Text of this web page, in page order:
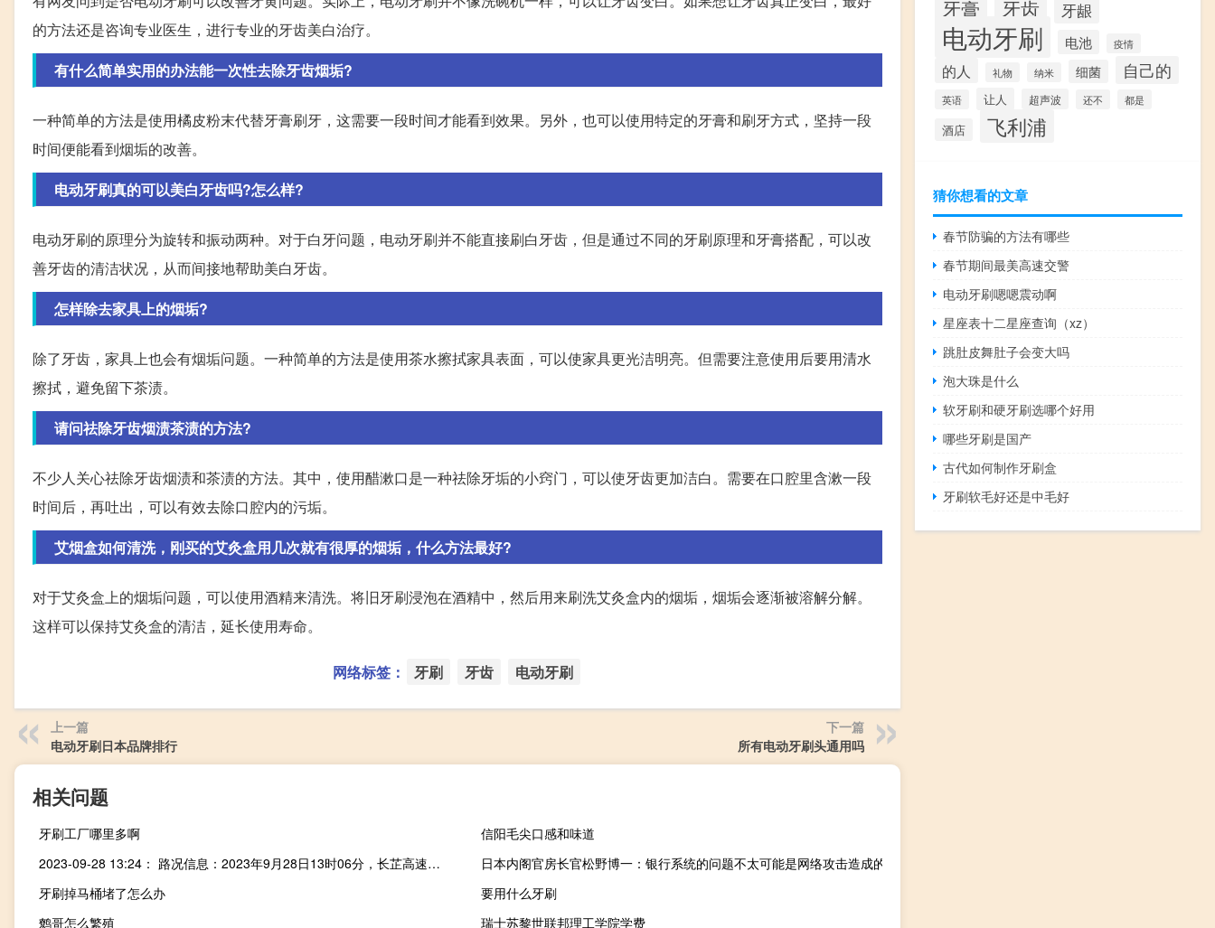
的方法还是咨询专业医生，进行专业的牙齿美白治疗。
有什么简单实用的办法能一次性去除牙齿烟垢?
一种简单的方法是使用橘皮粉末代替牙膏刷牙，这需要一段时间才能看到效果。另外，也可以使用特定的牙膏和刷牙方式，坚持一段
时间便能看到烟垢的改善。
电动牙刷真的可以美白牙齿吗?怎么样?
电动牙刷的原理分为旋转和振动两种。对于白牙问题，电动牙刷并不能直接刷白牙齿，但是通过不同的牙刷原理和牙膏搭配，可以改
善牙齿的清洁状况，从而间接地帮助美白牙齿。
怎样除去家具上的烟垢?
除了牙齿，家具上也会有烟垢问题。一种简单的方法是使用茶水擦拭家具表面，可以使家具更光洁明亮。但需要注意使用后要用清水
擦拭，避免留下茶渍。
请问祛除牙齿烟渍茶渍的方法?
不少人关心祛除牙齿烟渍和茶渍的方法。其中，使用醋漱口是一种祛除牙垢的小窍门，可以使牙齿更加洁白。需要在口腔里含漱一段
时间后，再吐出，可以有效去除口腔内的污垢。
艾烟盒如何清洗，刚买的艾灸盒用几次就有很厚的烟垢，什么方法最好?
对于艾灸盒上的烟垢问题，可以使用酒精来清洗。将旧牙刷浸泡在酒精中，然后用来刷洗艾灸盒内的烟垢，烟垢会逐渐被溶解分解。
这样可以保持艾灸盒的清洁，延长使用寿命。
网络标签： 牙刷 牙齿 电动牙刷
上一篇
电动牙刷日本品牌排行
下一篇
所有电动牙刷头通用吗
相关问题
牙刷工厂哪里多啊
信阳毛尖口感和味道
2023-09-28 13:24： 路况信息：2023年9月28日13时06分，长芷高速溆怀段怀化北收费站附近以西K344处东往西因一辆小车撞护栏占用行车道和应急车道，目前交警正在现场处理，途经车辆需谨慎慢行。 ​​​
日本内阁官房长官松野博一：银行系统的问题不太可能是网络攻击造成的
牙刷掉马桶堵了怎么办
要用什么牙刷
鹩哥怎么繁殖
瑞士苏黎世联邦理工学院学费
牙膏 牙齿 牙龈
电动牙刷 电池 疫情
的人 礼物 纳米 细菌 自己的
英语 让人 超声波 还不 都是
酒店 飞利浦
猜你想看的文章
春节防骗的方法有哪些
春节期间最美高速交警
电动牙刷嗯嗯震动啊
星座表十二星座查询（xz）
跳肚皮舞肚子会变大吗
泡大珠是什么
软牙刷和硬牙刷选哪个好用
哪些牙刷是国产
古代如何制作牙刷盒
牙刷软毛好还是中毛好